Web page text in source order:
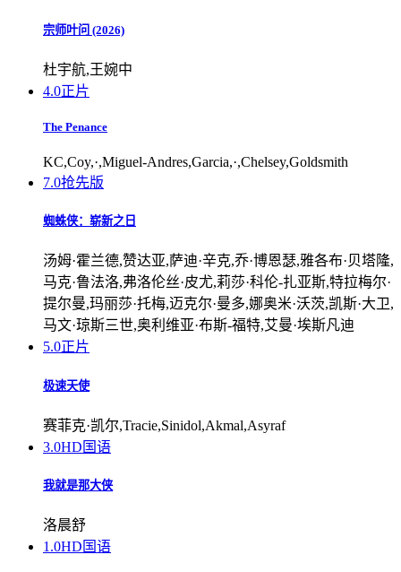
宗师叶问 (2026)
杜宇航,王婉中
4.0正片
The Penance
KC,Coy,·,Miguel-Andres,Garcia,·,Chelsey,Goldsmith
7.0抢先版
蜘蛛侠：崭新之日
汤姆·霍兰德,赞达亚,萨迪·辛克,乔·博恩瑟,雅各布·贝塔隆,
马克·鲁法洛,弗洛伦丝·皮尤,莉莎·科伦-扎亚斯,特拉梅尔·
提尔曼,玛丽莎·托梅,迈克尔·曼多,娜奥米·沃茨,凯斯·大卫,
马文·琼斯三世,奥利维亚·布斯-福特,艾曼·埃斯凡迪
5.0正片
极速天使
赛菲克·凯尔,Tracie,Sinidol,Akmal,Asyraf
3.0HD国语
我就是那大侠
洛晨舒
1.0HD国语